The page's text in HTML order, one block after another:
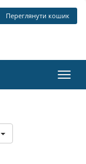
Переглянути кошик